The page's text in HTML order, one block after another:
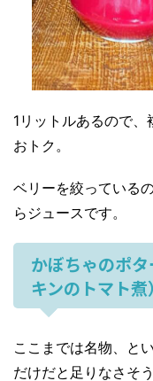
1リットルあるので、
おトク。
ベリーを絞っている
らジュースです。
かぼちゃのポ
キンのトマト煮）
ここまでは名物、と
だけだと足りなさそ